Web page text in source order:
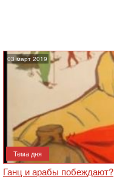
03 март 2019
Тема дня
Ганц и арабы побеждают?